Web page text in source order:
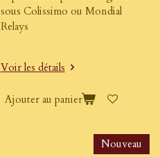
sous Colissimo ou Mondial
Relays
Voir les détails
Ajouter au panier
Nouveau